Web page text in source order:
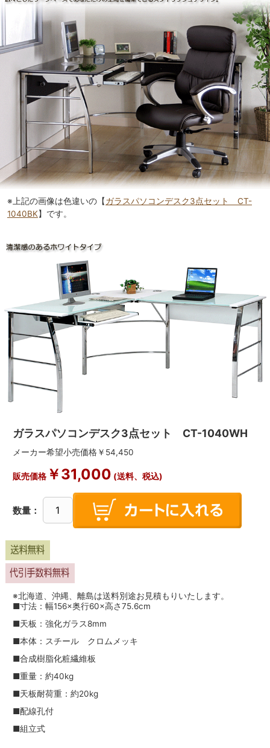
※上記の画像は色違いの【ガラスパソコンデスク3点セット CT-
1040BK】です。
ガラスパソコンデスク3点セット CT-1040WH
メーカー希望小売価格￥54,450
販売価格￥31,000 (送料、税込)
数量：
※北海道、沖縄、離島は送料別途お見積もりいたします。
■寸法：幅156×奥行60×高さ75.6cm
■天板：強化ガラス8mm
■本体：スチール クロムメッキ
■合成樹脂化粧繊維板
■重量：約40kg
■天板耐荷重：約20kg
■配線孔付
■組立式